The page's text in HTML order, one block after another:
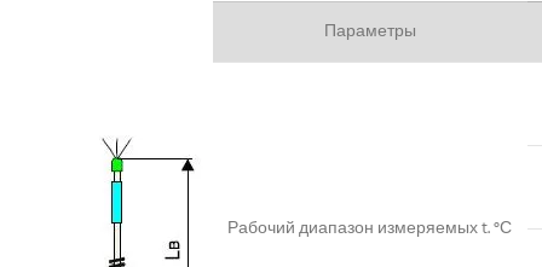
Параметры
Рабочий диапазон измеряемых t. °С